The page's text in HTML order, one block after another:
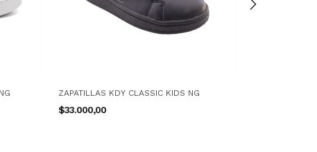
ZAPATILLAS KDY CLASSIC KIDS NG
$33.000,00